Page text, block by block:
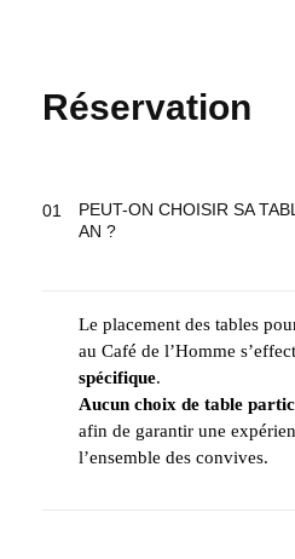
Réservation
PEUT-ON CHOISIR SA
AN ?
Le placement des tables
au Café de l’Homme
spécifique.
Aucun choix de table
afin de garantir une
l’ensemble des convives.